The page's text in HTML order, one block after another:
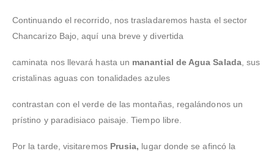
Continuando el recorrido, nos trasladaremos hasta el sector
Chancarizo Bajo, aquí una breve y divertida
caminata nos llevará hasta un manantial de Agua Salada, sus
cristalinas aguas con tonalidades azules
contrastan con el verde de las montañas, regalándonos un
prístino y paradisiaco paisaje. Tiempo libre.
Por la tarde, visitaremos Prusia, lugar donde se afincó la